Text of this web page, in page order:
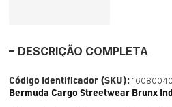
DESCRIÇÃO COMPLETA
Código Identificador (SKU):
Bermuda Cargo Streetwear Brunx